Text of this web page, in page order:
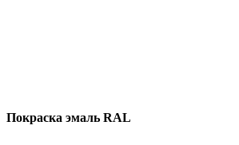
Покраска эмаль RAL